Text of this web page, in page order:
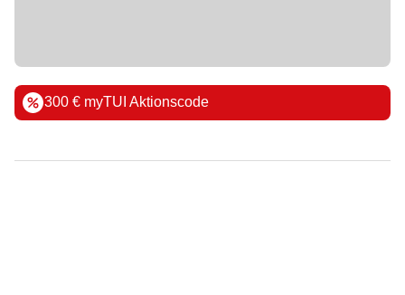
300 € myTUI Aktionscode